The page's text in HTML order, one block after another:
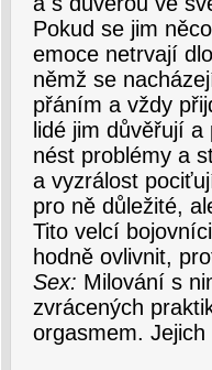
Pokud se jim
emoce netrvají
němž se
přáním a vždy
lidé jim důvěřují
nést problémy a
a vyzrálost
pro ně důležité,
Tito velcí
hodně ovlivnit,
Sex: Milování s
zvrácených
orgasmem.